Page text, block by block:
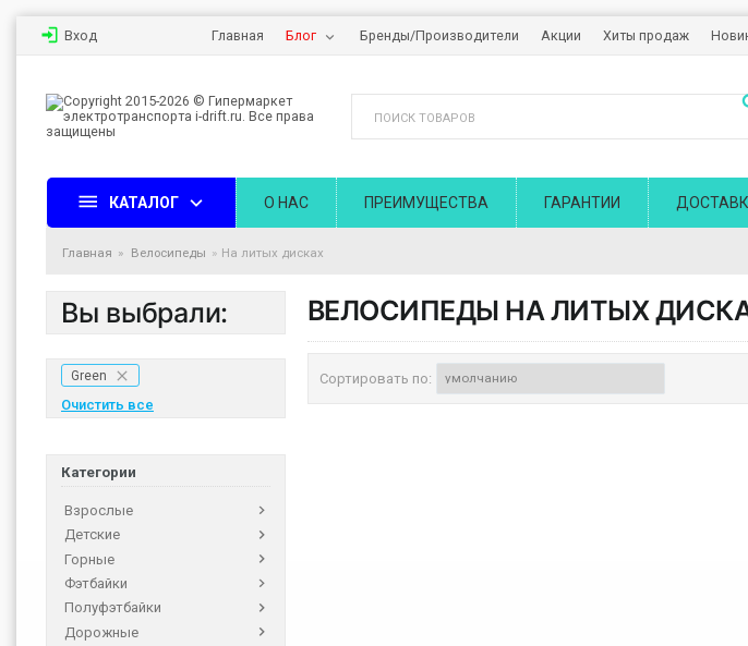
Вход Главная Блог Бренды/Производители Акции Хиты продаж
КАТАЛОГ О НАС ПРЕИМУЩЕСТВА ГАРАНТИИ
Главная Велосипеды На литых дисках
Вы выбрали:
Green
Очистить все
Категории
Взрослые
Детские
Горные
Фэтбайки
Полуфэтбайки
Дорожные
ВЕЛОСИПЕДЫ НА ЛИТЫХ
Сортировать по: